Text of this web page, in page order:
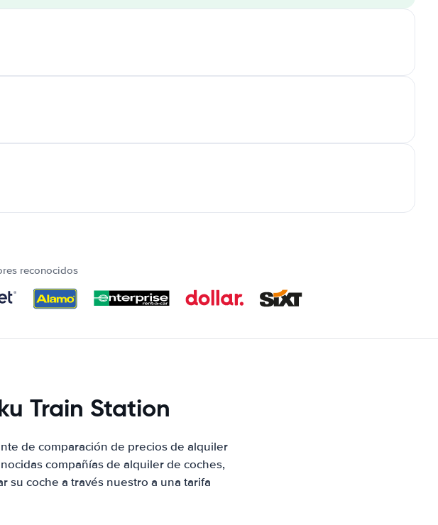
reconocidos
Train Station
de comparación de precios de alquiler
compañías de alquiler de coches,
su coche a través nuestro a una tarifa